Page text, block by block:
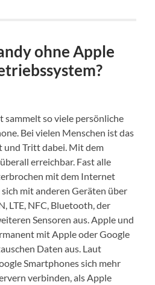
ohne Apple
sammelt so viele persönliche
Bei vielen Menschen ist das
und Tritt dabei. Mit dem
erreichbar. Fast alle
mit dem Internet
mit anderen Geräten über
LTE, NFC, Bluetooth, der
Sensoren aus. Apple und
mit Apple oder Google
Daten aus. Laut
Smartphones sich mehr
verbinden, als Apple